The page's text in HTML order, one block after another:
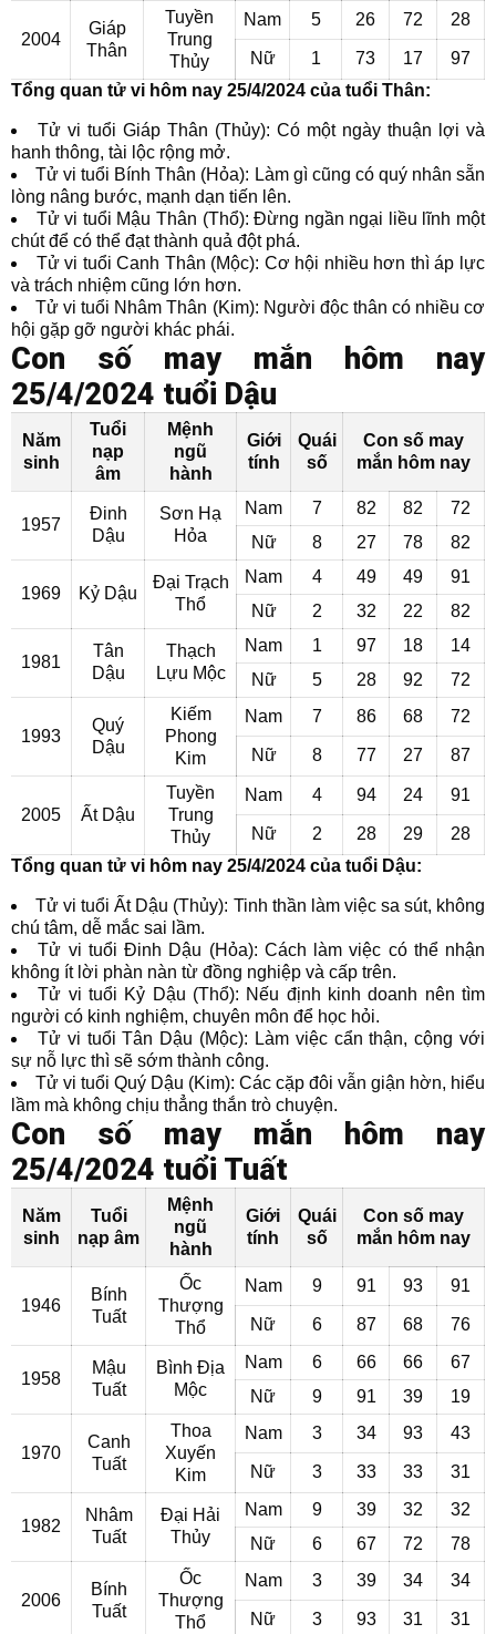
2004
Giáp
Thân
Tuyền
Trung
Thủy
Nam 5 26 72 28
Nữ 1 73 17
97
Tổng quan tử vi hôm nay 25/4/2024 của tuổi Thân:
Tử vi tuổi Giáp Thân (Thủy): Có một ngày thuận lợi và
hanh thông, tài lộc rộng mở.
Tử vi tuổi Bính Thân (Hỏa): Làm gì cũng có quý nhân sẵn
lòng nâng bước, mạnh dạn tiến lên.
Tử vi tuổi Mậu Thân (Thổ): Đừng ngần ngại liều lĩnh một
chút để có thể đạt thành quả đột phá.
Tử vi tuổi Canh Thân (Mộc): Cơ hội nhiều hơn thì áp lực
và trách nhiệm cũng lớn hơn.
Tử vi tuổi Nhâm Thân (Kim): Người độc thân có nhiều cơ
hội gặp gỡ người khác phái.
Con số may mắn hôm nay
25/4/2024 tuổi Dậu
Năm
sinh
Tuổi
nạp
âm
Mệnh
ngũ
hành
Giới
tính
Quái
số
Con số may
mắn hôm nay
1957
Đinh
Dậu
Sơn Hạ
Hỏa
Nam 7 82 82
72
Nữ
8 27 78 82
1969 Kỷ Dậu
Đại Trạch
Thổ
Nam 4 49 49
91
Nữ
2 32 22 82
1981
Tân
Dậu
Thạch
Lựu Mộc
Nam 1 97 18
14
Nữ
5 28 92 72
1993
Quý
Dậu
Kiếm
Phong
Kim
Nam 7 86 68 72
Nữ 8 77 27 87
2005 Ất Dậu
Tuyền
Trung
Thủy
Nam 4 94 24 91
Nữ 2 28 29
28
Tổng quan tử vi hôm nay 25/4/2024 của tuổi Dậu:
Tử vi tuổi Ất Dậu (Thủy): Tinh thần làm việc sa sút, không
chú tâm, dễ mắc sai lầm.
Tử vi tuổi Đinh Dậu (Hỏa): Cách làm việc có thể nhận
không ít lời phàn nàn từ đồng nghiệp và cấp trên.
Tử vi tuổi Kỷ Dậu (Thổ): Nếu định kinh doanh nên tìm
người có kinh nghiệm, chuyên môn để học hỏi.
Tử vi tuổi Tân Dậu (Mộc): Làm việc cẩn thận, cộng với
sự nỗ lực thì sẽ sớm thành công.
Tử vi tuổi Quý Dậu (Kim): Các cặp đôi vẫn giận hờn, hiểu
lầm mà không chịu thẳng thắn trò chuyện.
Con số may mắn hôm nay
25/4/2024 tuổi Tuất
Năm
sinh
Tuổi
nạp âm
Mệnh
ngũ
hành
Giới
tính
Quái
số
Con số may
mắn hôm nay
1946
Bính
Tuất
Ốc
Thượng
Thổ
Nam 9 91 93 91
Nữ 6 87 68 76
1958
Mậu
Tuất
Bình Địa
Mộc
Nam 6 66 66
67
Nữ
9 91 39 19
1970
Canh
Tuất
Thoa
Xuyến
Kim
Nam 3 34 93 43
Nữ 3 33 33 31
1982
Nhâm
Tuất
Đại Hải
Thủy
Nam 9 39 32
32
Nữ
6 67 72 78
2006
Bính
Tuất
Ốc
Thượng
Thổ
Nam 3 39 34 34
Nữ 3 93 31
31